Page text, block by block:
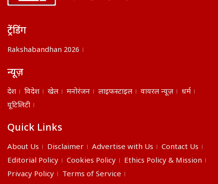
ट्रेंडिंग
Rakshabandhan 2026
न्यूज़
देश विदेश खेल मनोरंजन लाइफस्टाइल वायरल न्यूज़
धर्म
यूटिलिटी
Quick Links
About Us Disclaimer Advertise with Us
Contact Us
Editorial Policy
Cookies Policy
Ethics Policy & Mission
Privacy Policy
Terms of Service